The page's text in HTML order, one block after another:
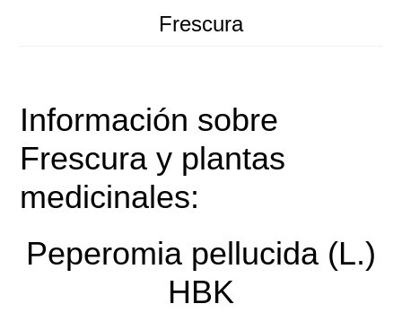
Frescura
Información sobre
Frescura y plantas
medicinales:
Peperomia pellucida (L.)
HBK